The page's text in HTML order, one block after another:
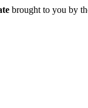
brought to you by